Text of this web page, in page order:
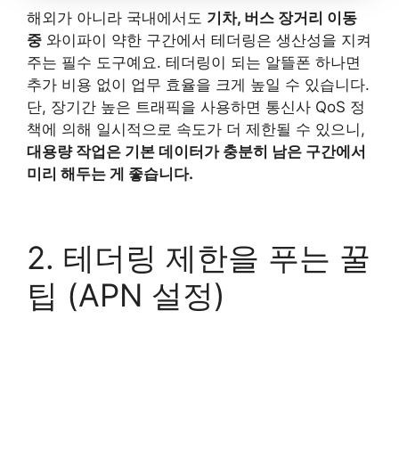
해외가 아니라 국내에서도 기차, 버스 장거리 이동
중 와이파이 약한 구간에서 테더링은 생산성을 지켜
주는 필수 도구예요. 테더링이 되는 알뜰폰 하나면
추가 비용 없이 업무 효율을 크게 높일 수 있습니다.
단, 장기간 높은 트래픽을 사용하면 통신사 QoS 정
책에 의해 일시적으로 속도가 더 제한될 수 있으니,
대용량 작업은 기본 데이터가 충분히 남은 구간에서
미리 해두는 게 좋습니다.
2. 테더링 제한을 푸는 꿀
팁 (APN 설정)